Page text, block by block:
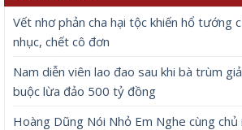
Vết nhơ phản cha hại tộc khiến hổ tướng
nhục, chết cô đơn
Nam diễn viên lao đao sau khi bà trùm
buộc lừa đảo 500 tỷ đồng
Hoàng Dũng Nói Nhỏ Em Nghe cùng chủ